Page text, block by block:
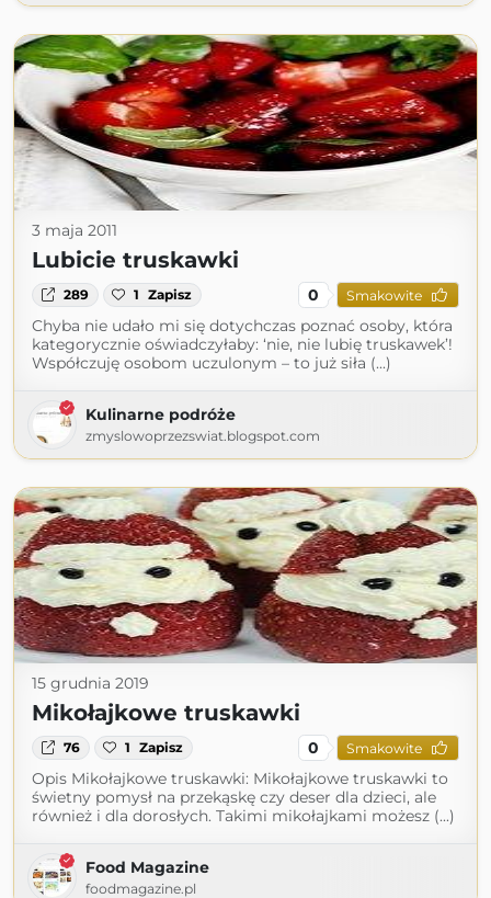
3 maja 2011
Lubicie truskawki
289 1 Zapisz 0 Smakowite
Chyba nie udało mi się dotychczas poznać osoby, która
kategorycznie oświadczyłaby: ‘nie, nie lubię truskawek’!
Współczuję osobom uczulonym – to już siła (...)
Kulinarne podróże
zmyslowoprzezswiat.blogspot.com
15 grudnia 2019
Mikołajkowe truskawki
76 1 Zapisz 0 Smakowite
Opis Mikołajkowe truskawki: Mikołajkowe truskawki to
świetny pomysł na przekąskę czy deser dla dzieci, ale
również i dla dorosłych. Takimi mikołajkami możesz (...)
Food Magazine
foodmagazine.pl